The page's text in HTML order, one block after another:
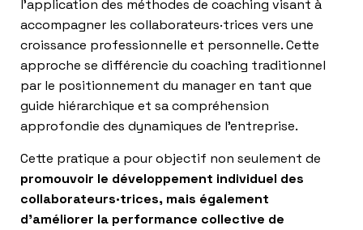
l’application des méthodes de coaching visant à
accompagner les collaborateurs·trices vers une
croissance professionnelle et personnelle. Cette
approche se différencie du coaching traditionnel
par le positionnement du manager en tant que
guide hiérarchique et sa compréhension
approfondie des dynamiques de l’entreprise.
Cette pratique a pour objectif non seulement de
promouvoir le développement individuel des
collaborateurs·trices, mais également
d’améliorer la performance collective de